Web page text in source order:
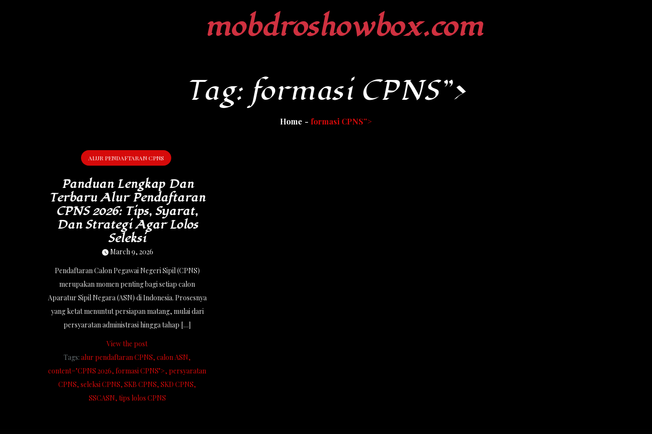
mobdroshowbox.com
Tag: formasi CPNS”>
Home formasi CPNS”>
ALUR PENDAFTARAN CPNS
Panduan Lengkap Dan
Terbaru Alur Pendaftaran
CPNS 2026: Tips, Syarat,
Dan Strategi Agar Lolos
Seleksi
March 9, 2026
Pendaftaran Calon Pegawai Negeri Sipil (CPNS)
merupakan momen penting bagi setiap calon
Aparatur Sipil Negara (ASN) di Indonesia. Prosesnya
yang ketat menuntut persiapan matang, mulai dari
persyaratan administrasi hingga tahap […]
View the post
Tags:alur pendaftaran CPNS calon ASN
content="CPNS 2026 formasi CPNS"> persyaratan
CPNS seleksi CPNS SKB CPNS SKD CPNS
SSCASN tips lolos CPNS